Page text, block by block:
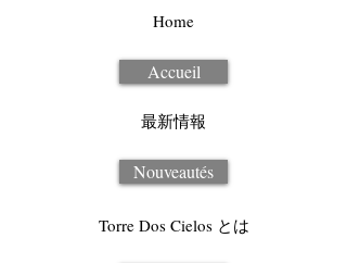
Home
Accueil
最新情報
Nouveautés
Torre Dos Cielos とは